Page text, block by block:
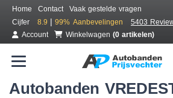
Home Contact
Vaak gestelde vragen
Cijfer
8.9 | 99% Aanbevelingen
5403
Account
Winkelwagen (0 artikelen)
Autobanden